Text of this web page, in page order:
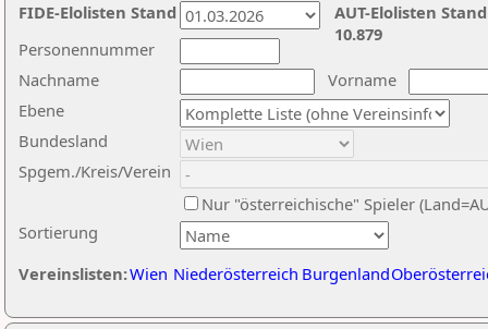
Nachname
Vorname
Ebene
Sortierung
Personennummer
Bundesland
Spgem./Kreis/Verein
Nur "österreichische" Spieler
Vereinslisten:Wien Niederösterreich Burgenland
AUT-Elolisten
10.879
FIDE-Elolisten Stand